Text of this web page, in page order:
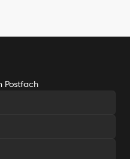
Postfach